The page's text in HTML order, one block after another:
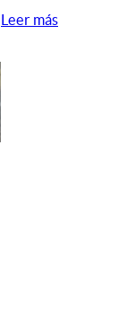
Leer más